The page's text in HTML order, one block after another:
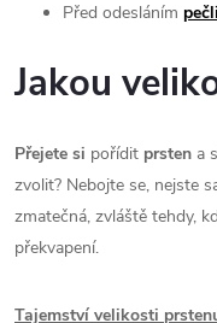
Před odesláním
Jakou
Přejete si pořídit prsten a
zvolit? Nebojte se, nejste
zmatečná, zvláště tehdy,
překvapení.
Tajemství velikosti